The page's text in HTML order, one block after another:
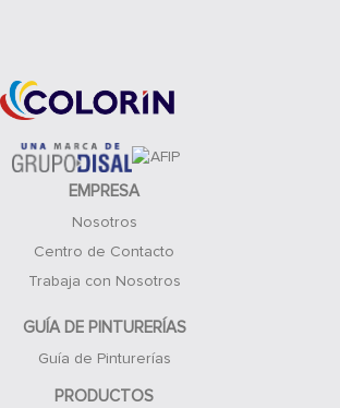
EMPRESA
Nosotros
Centro de Contacto
Trabaja con Nosotros
GUÍA DE PINTURERÍAS
Guía de Pinturerías
PRODUCTOS